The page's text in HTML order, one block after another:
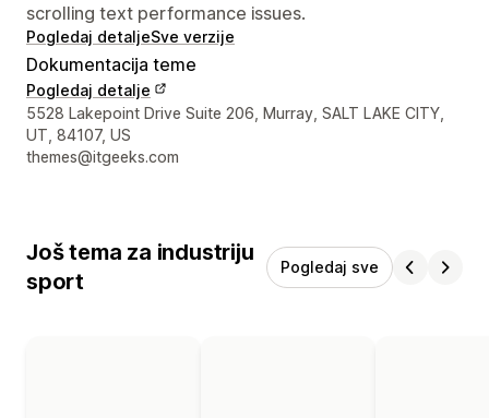
scrolling text performance issues.
Pogledaj detaljeSve verzije
Dokumentacija teme
Pogledaj detalje
Podaci za kontakt dizajnera
5528 Lakepoint Drive Suite 206, Murray, SALT LAKE CITY,
UT, 84107, US
themes@itgeeks.com
Još tema za industriju
sport
Pogledaj sve